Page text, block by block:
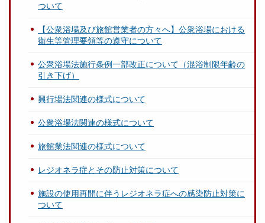
ついて
【公衆浴場及び旅館営業者の方々へ】公衆浴場における
衛生等管理要領等の遵守について
公衆浴場法施行条例一部改正について（混浴制限年齢の
引き下げ）
興行場法関連の様式について
公衆浴場法関連の様式について
旅館業法関連の様式について
レジオネラ症とその防止対策について
施設の使用再開に伴うレジオネラ症への感染防止対策に
ついて